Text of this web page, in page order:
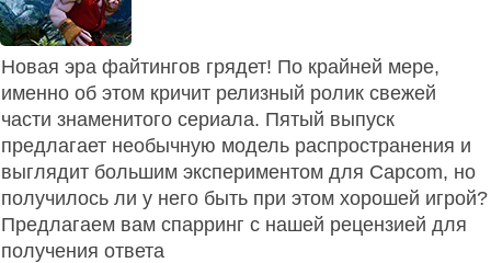
Новая эра файтингов грядет! По крайней мере,
именно об этом кричит релизный ролик свежей
части знаменитого сериала. Пятый выпуск
предлагает необычную модель распространения и
выглядит большим экспериментом для Capcom, но
получилось ли у него быть при этом хорошей игрой?
Предлагаем вам спарринг с нашей рецензией для
получения ответа